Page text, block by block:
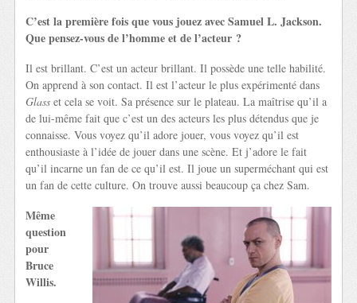
C’est la première fois que vous jouez avec Samuel L. Jackson.
Que pensez-vous de l’homme et de l’acteur ?
Il est brillant. C’est un acteur brillant. Il possède une telle habilité.
On apprend à son contact. Il est l’acteur le plus expérimenté dans
Glass et cela se voit. Sa présence sur le plateau. La maîtrise qu’il a
de lui-même fait que c’est un des acteurs les plus détendus que je
connaisse. Vous voyez qu’il adore jouer, vous voyez qu’il est
enthousiaste à l’idée de jouer dans une scène. Et j’adore le fait
qu’il incarne un fan de ce qu’il est. Il joue un superméchant qui est
un fan de cette culture. On trouve aussi beaucoup ça chez Sam.
Même
question
pour
Bruce
Willis.